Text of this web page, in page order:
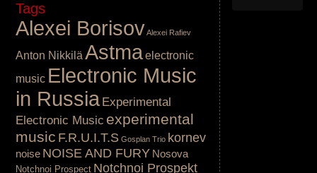
Tags
Alexei BorisovAlexei Rafiev
Anton Nikkilä Astmaelectronic
music Electronic Music
in Russia Experimental
Electronic Music experimental
music F.R.U.I.T.S Gosplan Trio kornev
noise NOISE AND FURY Nosova
Notchnoi Prospect Notchnoi Prospekt